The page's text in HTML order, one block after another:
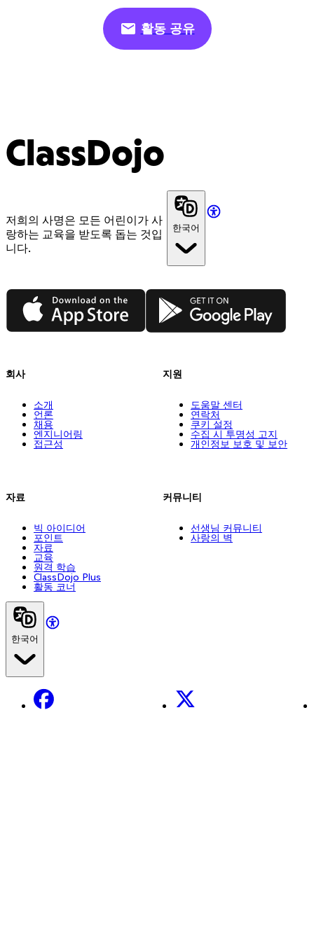
활동 공유
ClassDojo
저희의 사명은 모든 어린이가 사
랑하는 교육을 받도록 돕는 것입
니다.
한국어
App Store Google Play
회사
소개
언론
채용
엔지니어링
접근성
자료
빅 아이디어
포인트
자료
교육
원격 학습
ClassDojo Plus
활동 코너
지원
도움말 센터
연락처
쿠키 설정
수집 시 투명성 고지
개인정보 보호 및 보안
커뮤니티
선생님 커뮤니티
사랑의 벽
한국어
Facebook X